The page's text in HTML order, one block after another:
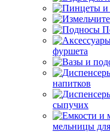
фуршета
напитков
сыпучих
мельницы